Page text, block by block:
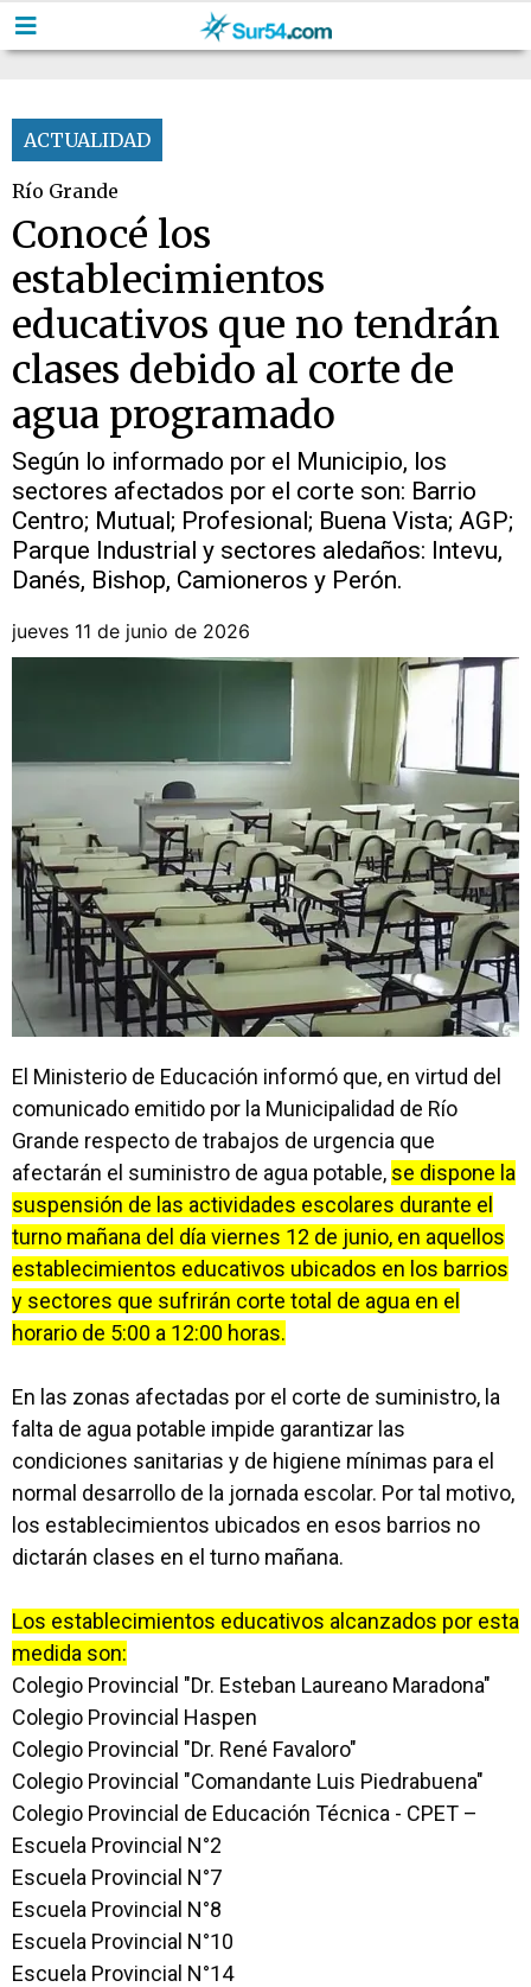
ACTUALIDAD
Río Grande
Conocé los
establecimientos
educativos que no tendrán
clases debido al corte de
agua programado
Según lo informado por el Municipio, los
sectores afectados por el corte son: Barrio
Centro; Mutual; Profesional; Buena Vista; AGP;
Parque Industrial y sectores aledaños: Intevu,
Danés, Bishop, Camioneros y Perón.
jueves 11 de junio de 2026
El Ministerio de Educación informó que, en virtud del
comunicado emitido por la Municipalidad de Río
Grande respecto de trabajos de urgencia que
afectarán el suministro de agua potable, se dispone la
suspensión de las actividades escolares durante el
turno mañana del día viernes 12 de junio, en aquellos
establecimientos educativos ubicados en los barrios
y sectores que sufrirán corte total de agua en el
horario de 5:00 a 12:00 horas.
En las zonas afectadas por el corte de suministro, la
falta de agua potable impide garantizar las
condiciones sanitarias y de higiene mínimas para el
normal desarrollo de la jornada escolar. Por tal motivo,
los establecimientos ubicados en esos barrios no
dictarán clases en el turno mañana.
Los establecimientos educativos alcanzados por esta
medida son:
Colegio Provincial "Dr. Esteban Laureano Maradona"
Colegio Provincial Haspen
Colegio Provincial "Dr. René Favaloro"
Colegio Provincial "Comandante Luis Piedrabuena"
Colegio Provincial de Educación Técnica - CPET –
Escuela Provincial N°2
Escuela Provincial N°7
Escuela Provincial N°8
Escuela Provincial N°10
Escuela Provincial N°14